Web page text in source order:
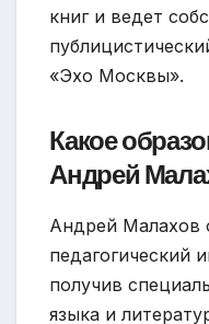
книг и ведет
«Эхо Москвы».
Какое
Андрей
Андрей Малахов
педагогический
получив
языка и